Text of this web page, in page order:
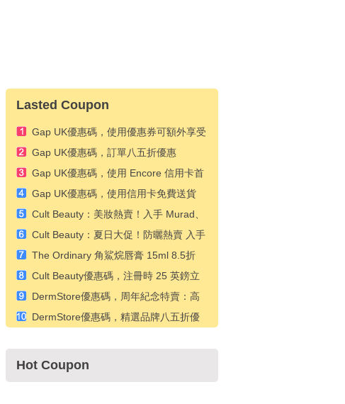
Lasted Coupon
Gap UK優惠碼，使用優惠券可額外享受
20% 折扣
Gap UK優惠碼，訂單八五折優惠
Gap UK優惠碼，使用 Encore 信用卡首
次購買可享受 20% 折扣
Gap UK優惠碼，使用信用卡免費送貨
Cult Beauty：美妝熱賣！入手 Murad、
CT、伊索等 滿£50返£10禮卡
Cult Beauty：夏日大促！防曬熱賣 入手
理膚泉、Caudalie、Byoma 等 8折優惠
The Ordinary 角鯊烷唇膏 15ml 8.5折
£7.22（約65.78元）
Cult Beauty優惠碼，注冊時 25 英鎊立
減 5 英鎊
DermStore優惠碼，周年紀念特賣：高
達25%的SkinMedica、EltaMD等產品折
DermStore優惠碼，精選品牌八五折優
Hot Coupon